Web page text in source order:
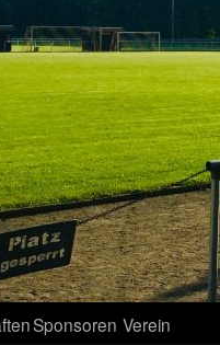
Sponsoren Verein